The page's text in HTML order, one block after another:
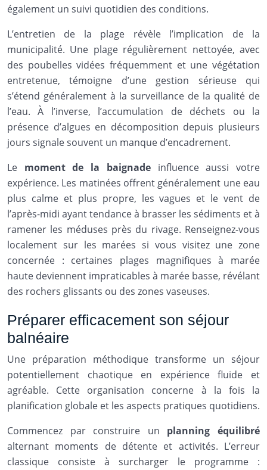
également un suivi quotidien des conditions.
L’entretien de la plage révèle l’implication de la
municipalité. Une plage régulièrement nettoyée, avec
des poubelles vidées fréquemment et une végétation
entretenue, témoigne d’une gestion sérieuse qui
s’étend généralement à la surveillance de la qualité de
l’eau. À l’inverse, l’accumulation de déchets ou la
présence d’algues en décomposition depuis plusieurs
jours signale souvent un manque d’encadrement.
Le moment de la baignadeinfluence aussi votre
expérience. Les matinées offrent généralement une eau
plus calme et plus propre, les vagues et le vent de
l’après-midi ayant tendance à brasser les sédiments et à
ramener les méduses près du rivage. Renseignez-vous
localement sur les marées si vous visitez une zone
concernée : certaines plages magnifiques à marée
haute deviennent impraticables à marée basse, révélant
des rochers glissants ou des zones vaseuses.
Préparer efficacement son séjour
balnéaire
Une préparation méthodique transforme un séjour
potentiellement chaotique en expérience fluide et
agréable. Cette organisation concerne à la fois la
planification globale et les aspects pratiques quotidiens.
Commencez par construire un planning équilibré
alternant moments de détente et activités. L’erreur
classique consiste à surcharger le programme :